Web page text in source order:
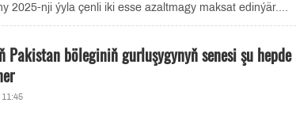
2025-nji ýyla çenli iki esse azaltmagy maksat edinýär....
Pakistan böleginiň gurluşygynyň senesi şu hepde
11:45